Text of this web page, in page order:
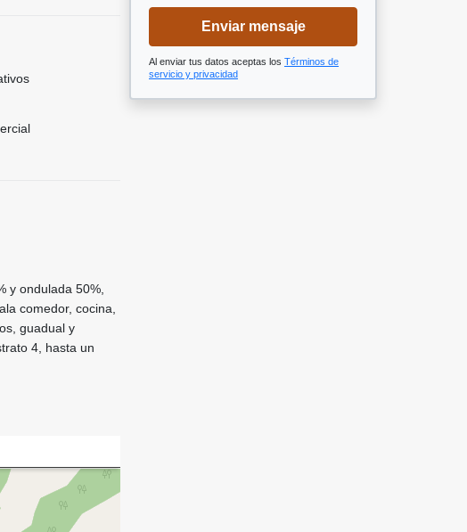
y ondulada 50%,
comedor, cocina,
guadual y
4, hasta un
Enviar mensaje
Al enviar tus datos aceptas los Términos de
servicio y privacidad